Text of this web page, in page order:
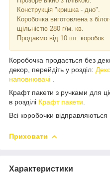
Конструкція "кришка - дно".
Коробочка виготовлена з
щільністю 280 г/м. кв.
Продаємо від 10 шт. коробок.
Коробочка продається без
декор, перейдіть у розділ:
наповнювачі
Крафт пакети з ручками для
в розділі Крафт пакети
Всі коробочки відправляються
Приховати
Характеристики